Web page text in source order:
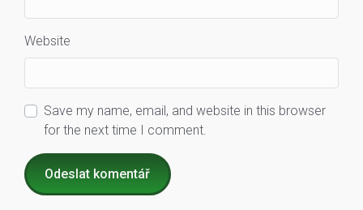
Website
Save my name, email, and website in this browser
for the next time I comment.